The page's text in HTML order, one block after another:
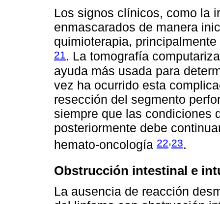
Los signos clínicos, como la
enmascarados de manera
quimioterapia,
21 . La tomografía
ayuda más usada para
vez ha ocurrido esta
resección del segmento
siempre que las condiciones
posteriormente debe
hemato-oncología 22,23.
Obstrucción intestinal e
La ausencia de reacción